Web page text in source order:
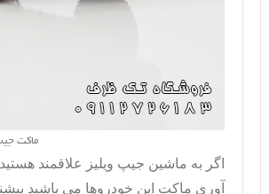
ماکت
اگر به ماشین جیپ ویلیز علاقمند
آوری ماکت این خودروها می باشید